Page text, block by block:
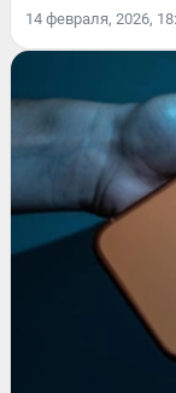
14 февраля, 2026,